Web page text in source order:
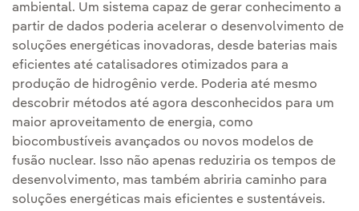
ambiental. Um sistema capaz de gerar conhecimento a
partir de dados poderia acelerar o desenvolvimento de
soluções energéticas inovadoras, desde baterias mais
eficientes até catalisadores otimizados para a
produção de hidrogênio verde. Poderia até mesmo
descobrir métodos até agora desconhecidos para um
maior aproveitamento de energia, como
biocombustíveis avançados ou novos modelos de
fusão nuclear. Isso não apenas reduziria os tempos de
desenvolvimento, mas também abriria caminho para
soluções energéticas mais eficientes e sustentáveis.